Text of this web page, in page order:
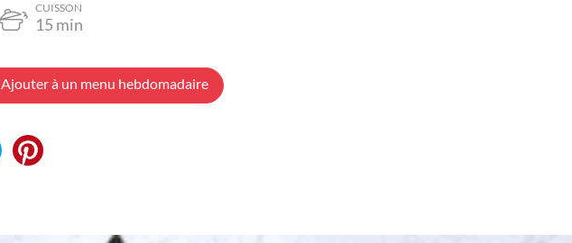
CUISSON
15 min
Ajouter à un menu hebdomadaire